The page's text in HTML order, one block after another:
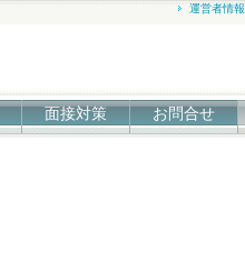
運営者情報
面接対策 お問合せ